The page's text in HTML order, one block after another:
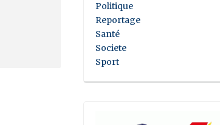
Politique
Reportage
Santé
Societe
Sport